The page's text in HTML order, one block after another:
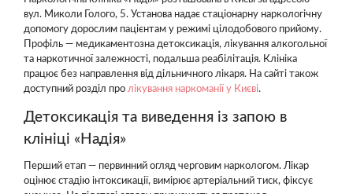
вул. Миколи Голого, 5. Установа надає стаціонарну наркологічну
допомогу дорослим пацієнтам у режимі цілодобового прийому.
Профіль — медикаментозна детоксикація, лікування алкогольної
та наркотичної залежності, подальша реабілітація. Клініка
працює без направлення від дільничного лікаря. На сайті також
доступний розділ про лікування наркоманії у Києві.
Детоксикація та виведення із запою в
клініці «Надія»
Перший етап — первинний огляд черговим наркологом. Лікар
оцінює стадію інтоксикації, вимірює артеріальний тиск, фіксує